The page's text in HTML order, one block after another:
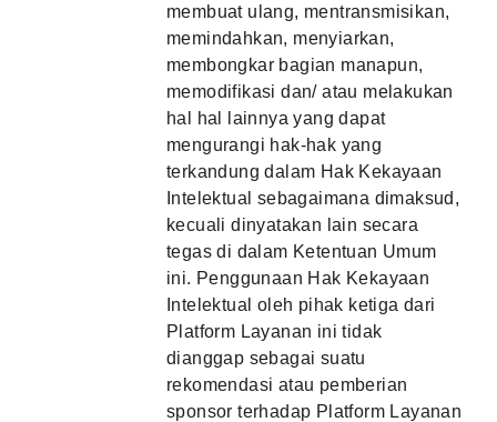
membuat ulang, mentransmisikan,
memindahkan, menyiarkan,
membongkar bagian manapun,
memodifikasi dan/ atau melakukan
hal hal lainnya yang dapat
mengurangi hak-hak yang
terkandung dalam Hak Kekayaan
Intelektual sebagaimana dimaksud,
kecuali dinyatakan lain secara
tegas di dalam Ketentuan Umum
ini. Penggunaan Hak Kekayaan
Intelektual oleh pihak ketiga dari
Platform Layanan ini tidak
dianggap sebagai suatu
rekomendasi atau pemberian
sponsor terhadap Platform Layanan